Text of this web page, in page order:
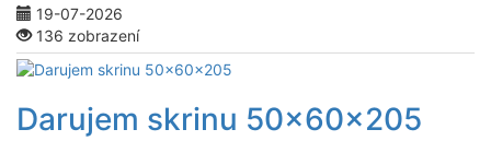
19-07-2026
136 zobrazení
Darujem skrinu 50x60x205